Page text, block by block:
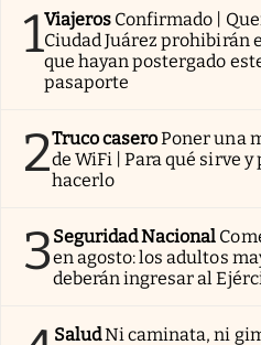
1Viajeros Confirmado |
Ciudad Juárez prohibirán
que hayan postergado
pasaporte
2Truco caseroPoner una
de WiFi | Para qué sirve
hacerlo
3Seguridad Nacional
en agosto: los adultos
deberán ingresar al
SaludNi caminata, ni